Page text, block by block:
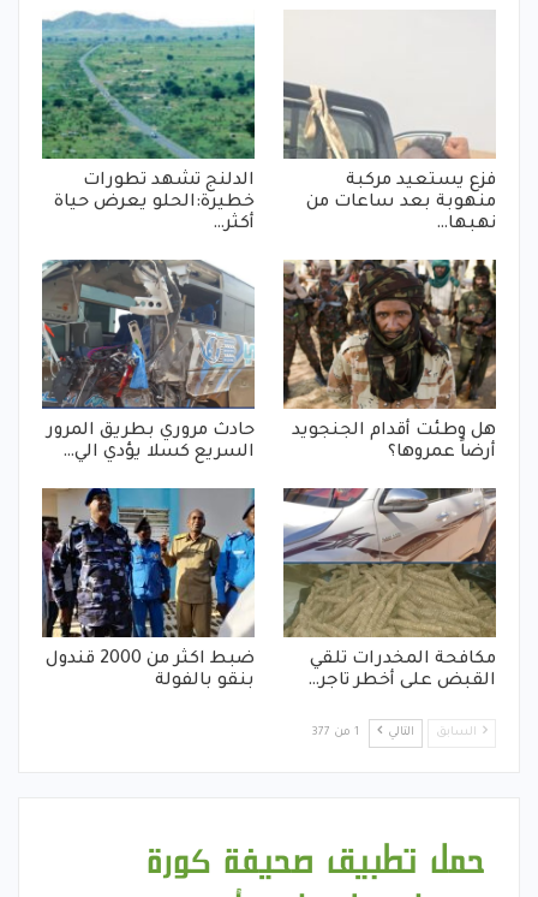
فزع يستعيد مركبة
منهوبة بعد ساعات من
نهبها…
الدلنج تشهد تطورات
خطيرة:الحلو يعرض حياة
أكثر…
هل وطئت أقدام الجنجويد
أرضاً عمروها؟
حادث مروري بطريق المرور
السريع كسلا يؤدي الي…
مكافحة المخدرات تلقي
القبض على أخطر تاجر…
ضبط اكثر من 2000 قندول
بنقو بالفولة
السابق التالي 1 من 377